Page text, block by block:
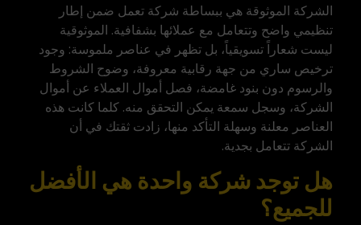
الشركة الموثوقة هي ببساطة شركة تعمل ضمن إطار
تنظيمي واضح وتتعامل مع عملائها بشفافية. الموثوقية
ليست شعاراً تسويقياً، بل تظهر في عناصر ملموسة: وجود
ترخيص ساري من جهة رقابية معروفة، وضوح الشروط
والرسوم دون بنود غامضة، فصل أموال العملاء عن أموال
الشركة، وسجل سمعة يمكن التحقق منه. كلما كانت هذه
العناصر معلنة وسهلة التأكد منها، زادت ثقتك في أن
الشركة تتعامل بجدية.
هل توجد شركة واحدة هي الأفضل
للجميع؟